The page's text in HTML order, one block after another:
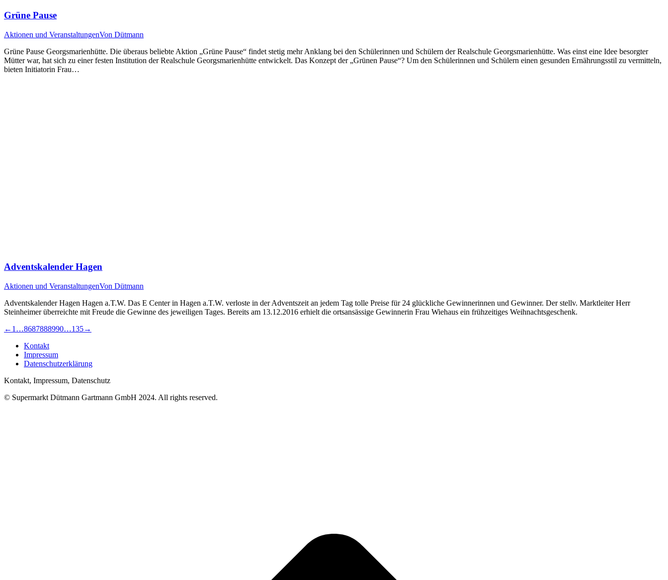
Grüne Pause
Aktionen und VeranstaltungenVon Dütmann
Grüne Pause Georgsmarienhütte. Die überaus beliebte Aktion „Grüne Pause“ findet stetig mehr Anklang bei den Schülerinnen und Schülern der Realschule Georgsmarienhütte. Was einst eine Idee besorgter
Mütter war, hat sich zu einer festen Institution der Realschule Georgsmarienhütte entwickelt. Das Konzept der „Grünen Pause“? Um den Schülerinnen und Schülern einen gesunden Ernährungsstil zu vermitteln,
bieten Initiatorin Frau…
Adventskalender Hagen
Aktionen und VeranstaltungenVon Dütmann
Adventskalender Hagen Hagen a.T.W. Das E Center in Hagen a.T.W. verloste in der Adventszeit an jedem Tag tolle Preise für 24 glückliche Gewinnerinnen und Gewinner. Der stellv. Marktleiter Herr
Steinheimer überreichte mit Freude die Gewinne des jeweiligen Tages. Bereits am 13.12.2016 erhielt die ortsansässige Gewinnerin Frau Wiehaus ein frühzeitiges Weihnachtsgeschenk.
← 1 …8687888990…135→
Kontakt
Impressum
Datenschutzerklärung
Kontakt, Impressum, Datenschutz
© Supermarkt Dütmann Gartmann GmbH 2024. All rights reserved.